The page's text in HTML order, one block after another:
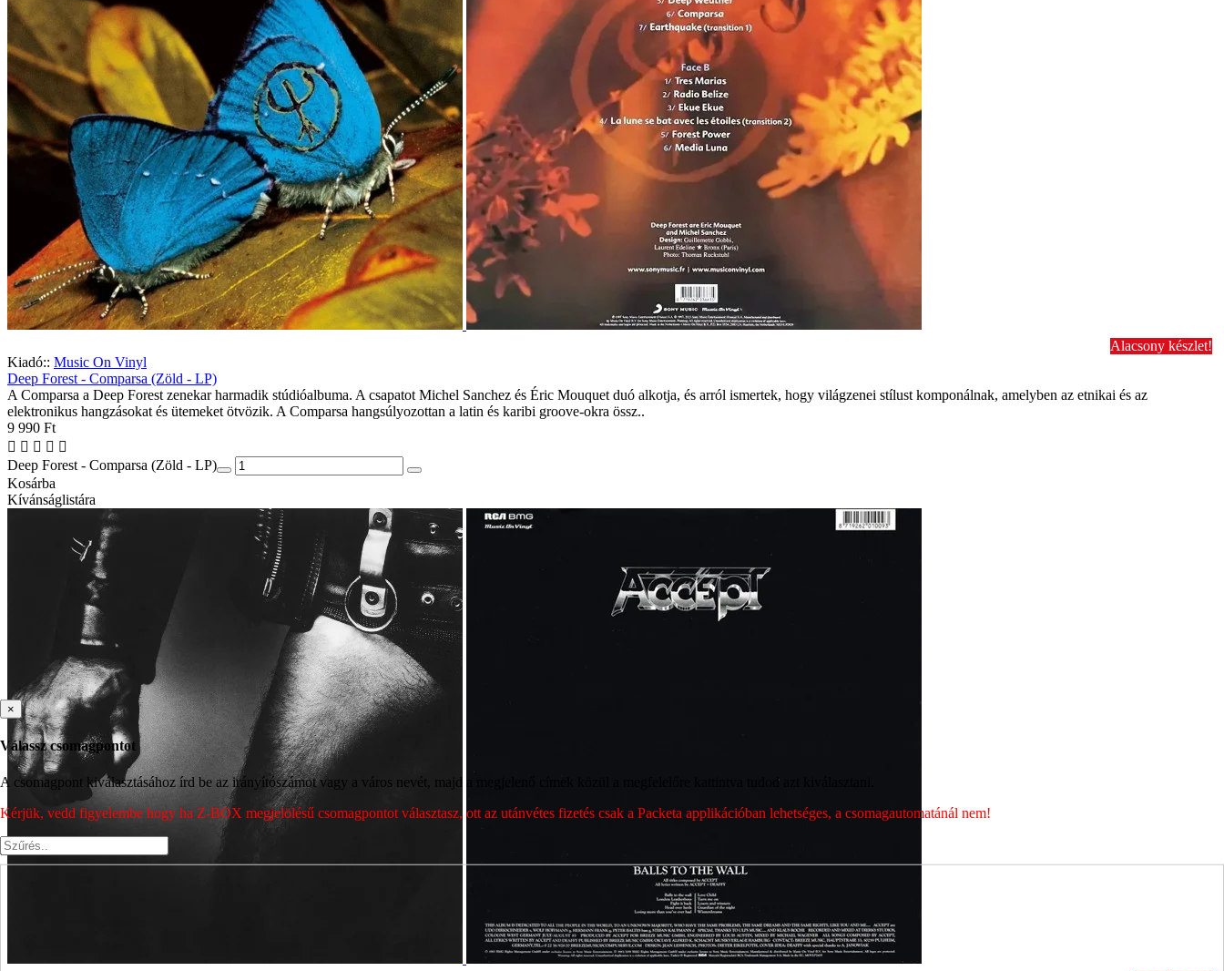
Alacsony készlet!
Kiadó:: Music On Vinyl
Deep Forest - Comparsa (Zöld - LP)
A Comparsa a Deep Forest zenekar harmadik stúdióalbuma. A csapatot Michel Sanchez és Éric Mouquet duó alkotja, és arról ismertek, hogy világzenei stílust komponálnak, amelyben az etnikai és az
elektronikus hangzásokat és ütemeket ötvözik. A Comparsa hangsúlyozottan a latin és karibi groove-okra össz..
9 990 Ft
Deep Forest - Comparsa (Zöld - LP)
Kosárba
Kívánságlistára
×
Válassz csomagpontot
A csomagpont kiválasztásához írd be az irányítószámot vagy a város nevét, majd a megjelenő címek közül a megfelelőre kattintva tudod azt kiválasztani.
Kérjük, vedd figyelembe hogy ha Z-BOX megjelölésű csomagpontot választasz, ott az utánvétes fizetés csak a Packeta applikációban lehetséges, a csomagautomatánál nem!